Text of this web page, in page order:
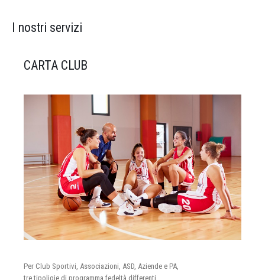
I nostri servizi
CARTA CLUB
Per Club Sportivi, Associazioni, ASD, Aziende e PA,
tre tipoligie di programma fedeltà differenti,